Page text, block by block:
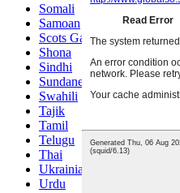
Somali
Samoan
Scots Gaelic
Shona
Sindhi
Sundanese
Swahili
Tajik
Tamil
Telugu
Thai
Ukrainian
Urdu